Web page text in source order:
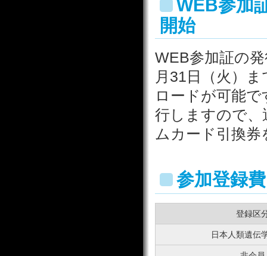
WEB参加
開始
WEB参加証の
月31日（火）
ロードが可能
行しますので、
ムカード引換
参加登録費
登録区
日本人類遺伝